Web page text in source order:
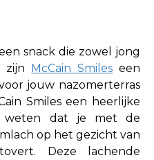
snack die zowel jong
zijn McCain Smiles een
jouw nazomerterras
Smiles een heerlijke
weten dat je met de
op het gezicht van
Deze lachende